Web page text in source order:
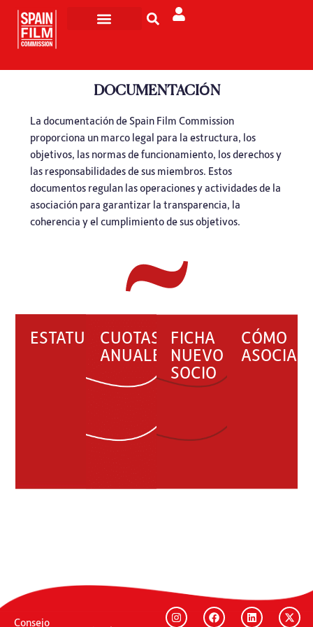
DOCUMENTACIÓN
La documentación de Spain Film Commission
proporciona un marco legal para la estructura, los
objetivos, las normas de funcionamiento, los derechos y
las responsabilidades de sus miembros. Estos
documentos regulan las operaciones y actividades de la
asociación para garantizar la transparencia, la
coherencia y el cumplimiento de sus objetivos.
ESTATUTOSCUOTAS
ANUALES
CÓMO
FICHA
NUEVO
SOCIO
Consejo